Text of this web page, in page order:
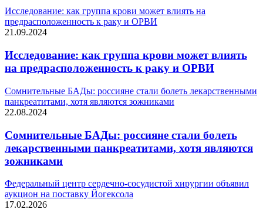
Исследование: как группа крови может влиять на
предрасположенность к раку и ОРВИ
21.09.2024
Исследование: как группа крови может влиять
на предрасположенность к раку и ОРВИ
Сомнительные БАДы: россияне стали болеть лекарственными
панкреатитами, хотя являются зожниками
22.08.2024
Сомнительные БАДы: россияне стали болеть
лекарственными панкреатитами, хотя являются
зожниками
Федеральный центр сердечно-сосудистой хирургии объявил
аукцион на поставку Йогексола
17.02.2026